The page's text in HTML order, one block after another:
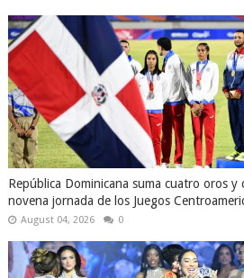
República Dominicana suma cuatro oros y
novena jornada de los Juegos
August 04, 2026 0